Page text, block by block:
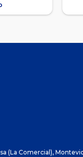
(La Comercial),